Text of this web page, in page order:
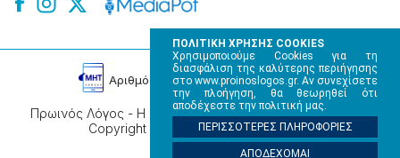
ΠΟΛΙΤΙΚΗ ΧΡΗΣΗΣ COOKIES
Χρησιμοποιούμε Cookies για τη
διασφάλιση της καλύτερης περιήγησης
στο www.proinoslogos.gr. Αν συνεχίσετε
την πλοήγηση, θα θεωρηθεί ότι
αποδέχεστε την πολιτική μας.
ΠΕΡΙΣΣΟΤΕΡΕΣ ΠΛΗΡΟΦΟΡΙΕΣ
ΑΠΟΔΕΧΟΜΑΙ
Πρωινός Λόγος - Η καθημερινή εφημερίδα της Ηπείρου,
Copyright © 2026, All rights reserved.
Αρɩθμός Πɩστοποίησης Μ.Η.Τ. 220242